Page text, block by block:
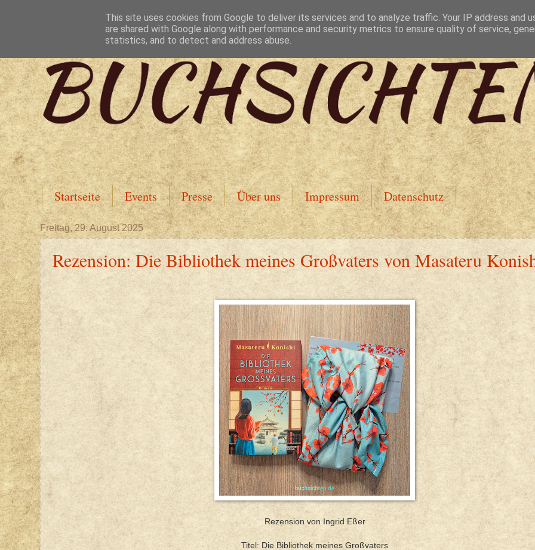
Startseite Events Presse Über uns Impressum Datenschutz
Freitag, 29. August 2025
Rezension: Die Bibliothek meines Großvaters von Masateru
Rezension von Ingrid Eßer
Titel: Die Bibliothek meines Großvaters
This site uses cookies from Google to deliver its services and to analyze traffic. Your IP address and
are shared with Google along with performance and security metrics to ensure quality of service,
statistics, and to detect and address abuse.